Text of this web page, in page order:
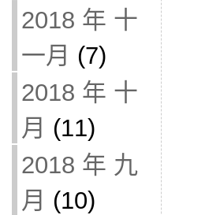
2018 年 十
一月 (7)
2018 年 十
月 (11)
2018 年 九
月 (10)